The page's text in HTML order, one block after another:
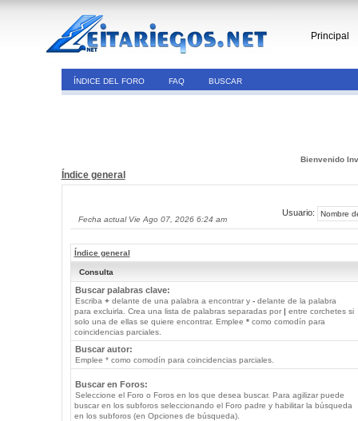
Principal
ÍNDICE DEL FORO FAQ BUSCAR
Bienvenido
Índice general
Fecha actual Vie Ago 07, 2026 6:24 am
Usuario:
Índice general
Consulta
Buscar palabras clave:
Escriba +delante de una palabra a encontrar y -delante de la palabra
para excluirla. Crea una lista de palabras separadas por | entre corchetes si
solo una de ellas se quiere encontrar. Emplee *como comodín para
coincidencias parciales.
Buscar autor:
Emplee * como comodín para coincidencias parciales.
Buscar en Foros:
Seleccione el Foro o Foros en los que desea buscar. Para agilizar puede
buscar en los subforos seleccionando el Foro padre y habilitar la búsqueda
en los subforos (en Opciones de búsqueda).